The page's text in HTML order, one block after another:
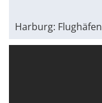
Harburg: Flughäfen